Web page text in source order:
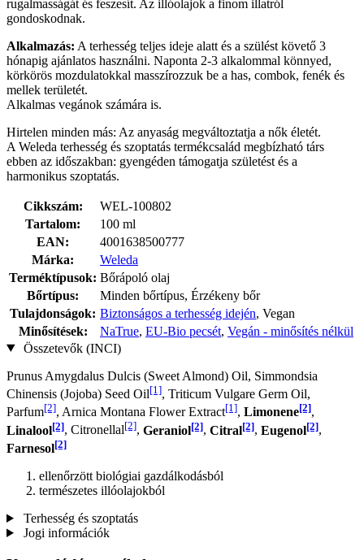
rugalmasságát és feszesít. Az illóolajok a finom illatról
gondoskodnak.
Alkalmazás: A terhesség teljes ideje alatt és a szülést követő 3
hónapig ajánlatos használni. Naponta 2-3 alkalommal könnyed,
körkörös mozdulatokkal masszírozzuk be a has, combok, fenék és
mellek területét.
Alkalmas vegánok számára is.
Hirtelen minden más: Az anyaság megváltoztatja a nők életét.
A Weleda terhesség és szoptatás termékcsalád megbízható társ
ebben az időszakban: gyengéden támogatja születést és a
harmonikus szoptatás.
Cikkszám:
WEL-100802
Tartalom:
100 ml
EAN:
4001638500777
Márka:
Weleda
Terméktípusok: Bőrápoló olaj
Bőrtípus:
Minden bőrtípus, Érzékeny bőr
Tulajdonságok: Biztonságos a terhesség idején, Vegan
Minősítések:
NaTrue, EU-Bio pecsét, Vegán - minősítés nélkül
Összetevők (INCI)
Prunus Amygdalus Dulcis (Sweet Almond) Oil, Simmondsia
Chinensis (Jojoba) Seed Oil[1], Triticum Vulgare Germ Oil,
Parfum[2], Arnica Montana Flower Extract[1], Limonene[2],
Linalool[2], Citronellal[2], Geraniol[2], Citral[2], Eugenol[2],
Farnesol[2]
ellenőrzött biológiai gazdálkodásból
természetes illóolajokból
Terhesség és szoptatás
Jogi információk